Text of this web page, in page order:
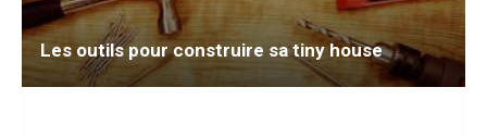
Les outils pour construire sa tiny house